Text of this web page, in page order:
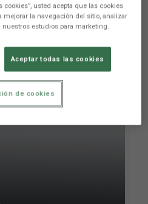
usted acepta que las cookies
mejorar la navegación del sitio, analizar
estudios para marketing.
Aceptar todas las cookies
de cookies